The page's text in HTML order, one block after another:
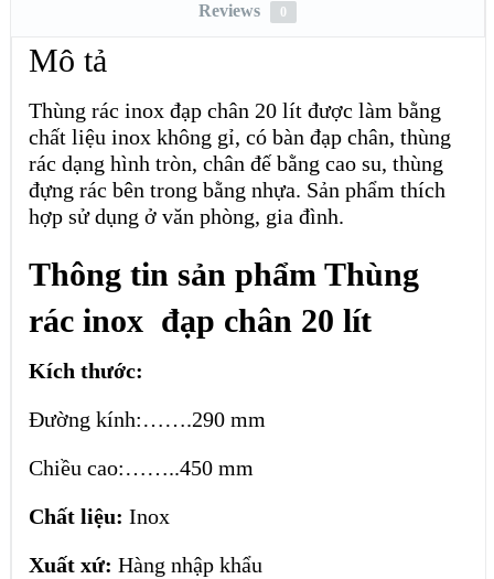
Reviews 0
Mô tả
Thùng rác inox đạp chân 20 lít được làm bằng
chất liệu inox không gỉ, có bàn đạp chân, thùng
rác dạng hình tròn, chân đế bằng cao su, thùng
đựng rác bên trong bằng nhựa. Sản phẩm thích
hợp sử dụng ở văn phòng, gia đình.
Thông tin sản phẩm Thùng
rác inox đạp chân 20 lít
Kích thước:
Đường kính:…….290 mm
Chiều cao:……..450 mm
Chất liệu: Inox
Xuất xứ: Hàng nhập khẩu